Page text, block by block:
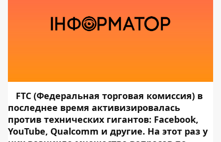
FTC (Федеральная торговая комиссия) в
последнее время активизировалась
против технических гигантов: Facebook,
YouTube, Qualcomm и другие. На этот раз у